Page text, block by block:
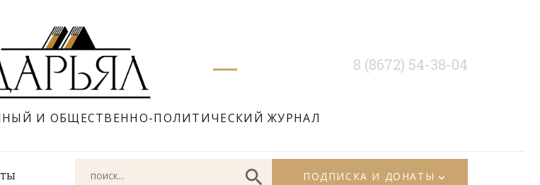
И ОБЩЕСТВЕННО-ПОЛИТИЧЕСКИЙ ЖУРНАЛ
8 (8672) 54-38-04
ПОДПИСКА И ДОНАТЫ